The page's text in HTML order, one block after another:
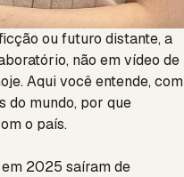
ou futuro distante, a
não em vídeo de
Aqui você entende, com
do mundo, por que
o país.
2025 saíram de